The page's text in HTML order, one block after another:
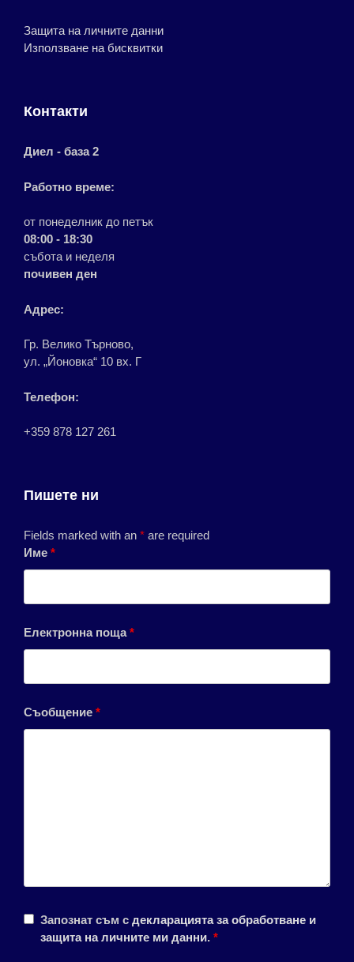
Защита на личните данни
Използване на бисквитки
Контакти
Диел - база 2
Работно време:
от понеделник до петък
08:00 - 18:30
събота и неделя
почивен ден
Адрес:
Гр. Велико Търново,
ул. „Йоновка“ 10 вх. Г
Телефон:
+359 878 127 261
Пишете ни
Fields marked with an * are required
Име *
Електронна поща*
Съобщение *
Запознат съм с декларацията за обработване и
защита на личните ми данни. *